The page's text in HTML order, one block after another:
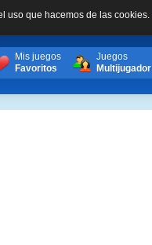
uso que hacemos de las cookies.
Mis juegos
Favoritos
Juegos
Multijugador